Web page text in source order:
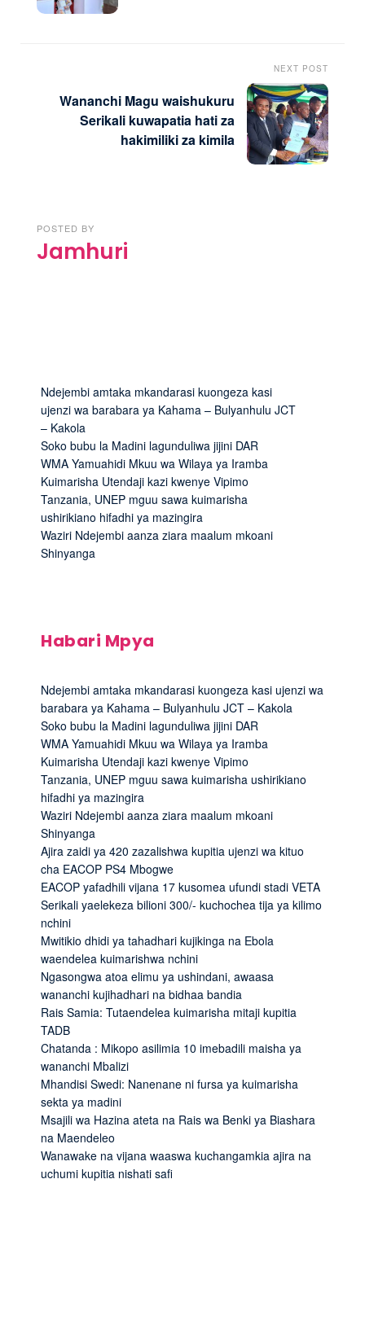
NEXT POST
Wananchi Magu waishukuru
Serikali kuwapatia hati za
hakimiliki za kimila
POSTED BY
Jamhuri
Ndejembi amtaka mkandarasi kuongeza kasi
ujenzi wa barabara ya Kahama – Bulyanhulu JCT
– Kakola
Soko bubu la Madini lagunduliwa jijini DAR
WMA Yamuahidi Mkuu wa Wilaya ya Iramba
Kuimarisha Utendaji kazi kwenye Vipimo
Tanzania, UNEP mguu sawa kuimarisha
ushirikiano hifadhi ya mazingira
Waziri Ndejembi aanza ziara maalum mkoani
Shinyanga
Habari Mpya
Ndejembi amtaka mkandarasi kuongeza kasi ujenzi wa
barabara ya Kahama – Bulyanhulu JCT – Kakola
Soko bubu la Madini lagunduliwa jijini DAR
WMA Yamuahidi Mkuu wa Wilaya ya Iramba
Kuimarisha Utendaji kazi kwenye Vipimo
Tanzania, UNEP mguu sawa kuimarisha ushirikiano
hifadhi ya mazingira
Waziri Ndejembi aanza ziara maalum mkoani
Shinyanga
Ajira zaidi ya 420 zazalishwa kupitia ujenzi wa kituo
cha EACOP PS4 Mbogwe
EACOP yafadhili vijana 17 kusomea ufundi stadi VETA
Serikali yaelekeza bilioni 300/- kuchochea tija ya kilimo
nchini
Mwitikio dhidi ya tahadhari kujikinga na Ebola
waendelea kuimarishwa nchini
Ngasongwa atoa elimu ya ushindani, awaasa
wananchi kujihadhari na bidhaa bandia
Rais Samia: Tutaendelea kuimarisha mitaji kupitia
TADB
Chatanda : Mikopo asilimia 10 imebadili maisha ya
wananchi Mbalizi
Mhandisi Swedi: Nanenane ni fursa ya kuimarisha
sekta ya madini
Msajili wa Hazina ateta na Rais wa Benki ya Biashara
na Maendeleo
Wanawake na vijana waaswa kuchangamkia ajira na
uchumi kupitia nishati safi